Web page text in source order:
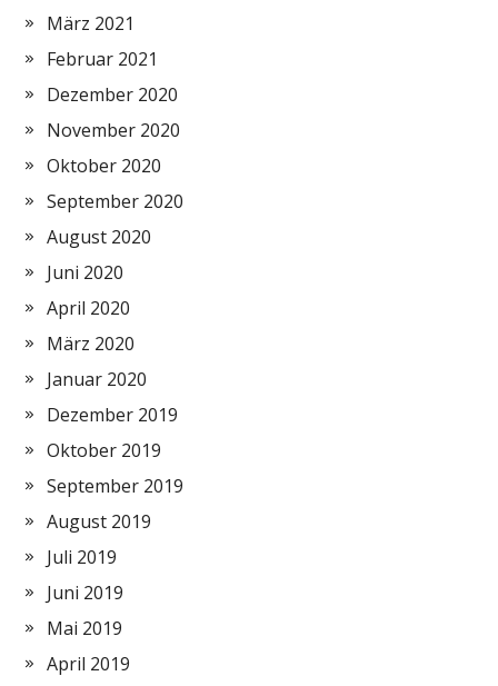
März 2021
Februar 2021
Dezember 2020
November 2020
Oktober 2020
September 2020
August 2020
Juni 2020
April 2020
März 2020
Januar 2020
Dezember 2019
Oktober 2019
September 2019
August 2019
Juli 2019
Juni 2019
Mai 2019
April 2019